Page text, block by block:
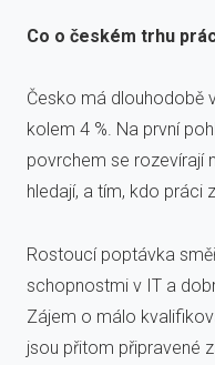
Co o českém trhu
Česko má dlouhodobě
kolem 4 %. Na první
povrchem se rozevírají
hledají, a tím, kdo práci
Rostoucí poptávka
schopnostmi v IT a
Zájem o málo
jsou přitom připravené